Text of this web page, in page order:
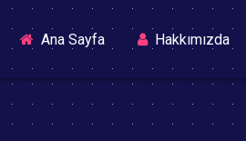
Ana Sayfa(current)Hakkımızda